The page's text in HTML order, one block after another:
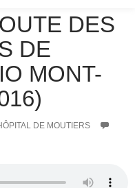
DES
DE
MONT-
DE MOUTIERS